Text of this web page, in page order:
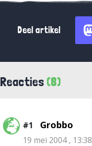
Deel artikel
Reacties (8)
#1 Grobbo
19 mei 2004 , 13:38